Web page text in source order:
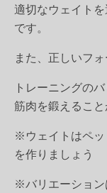
適切なウェイト
です。
また、正しいフ
トレーニングの
筋肉を鍛えること
※ウェイトはペッ
を作りましょう
※バリエーション